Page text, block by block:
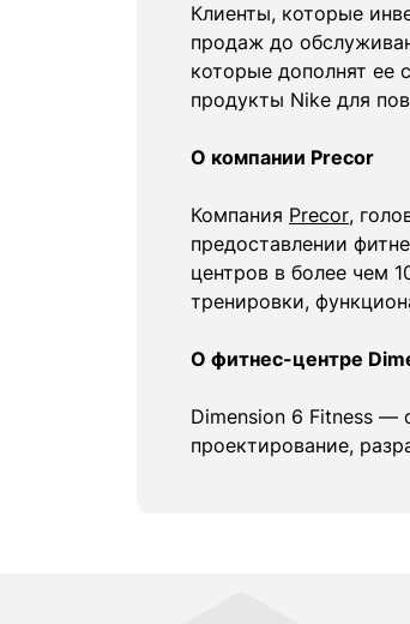
Клиенты, которые
продаж до
которые дополнят ее
продукты Nike для
О компании Precor
Компания Precor,
предоставлении
центров в более чем
тренировки,
О фитнес-центре
Dimension 6 Fitness —
проектирование,